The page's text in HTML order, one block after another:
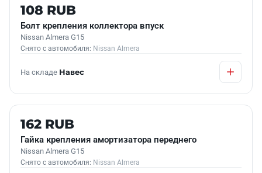
Б/У В НАЛИЧИИ
108 RUB
Болт крепления коллектора впуск
Nissan Almera G15
Снято с автомобиля: Nissan Almera
На складе Навес
Б/У В НАЛИЧИИ
162 RUB
Гайка крепления амортизатора переднего
Nissan Almera G15
Снято с автомобиля: Nissan Almera